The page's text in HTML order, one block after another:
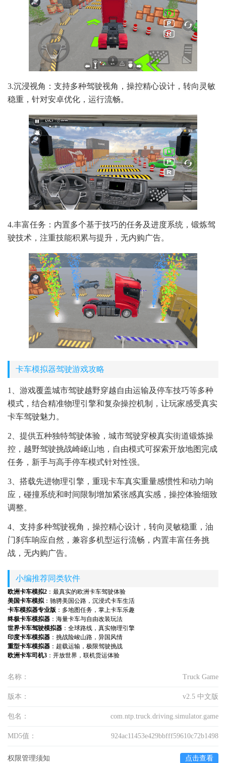
3.沉浸视角：支持多种驾驶视角，操控精心设计，转向灵敏
稳重，针对安卓优化，运行流畅。
4.丰富任务：内置多个基于技巧的任务及进度系统，锻炼驾
驶技术，注重技能积累与提升，无内购广告。
卡车模拟器驾驶游戏攻略
1、游戏覆盖城市驾驶越野穿越自由运输及停车技巧等多种
模式，结合精准物理引擎和复杂操控机制，让玩家感受真实
卡车驾驶魅力。
2、提供五种独特驾驶体验，城市驾驶穿梭真实街道锻炼操
控，越野驾驶挑战崎岖山地，自由模式可探索开放地图完成
任务，新手与高手停车模式针对性强。
3、搭载先进物理引擎，重现卡车真实重量感惯性和动力响
应，碰撞系统和时间限制增加紧张感真实感，操控体验细致
调整。
4、支持多种驾驶视角，操控精心设计，转向灵敏稳重，油
门刹车响应自然，兼容多机型运行流畅，内置丰富任务挑
战，无内购广告。
小编推荐同类软件
欧洲卡车模拟2 ：最真实的欧洲卡车驾驶体验
美国卡车模拟 ：驰骋美国公路，沉浸式卡车生活
卡车模拟器专业版 ：多地图任务，掌上卡车乐趣
终极卡车模拟器 ：海量卡车与自由改装玩法
世界卡车驾驶模拟器 ：全球路线，真实物理引擎
印度卡车模拟器 ：挑战险峻山路，异国风情
重型卡车模拟器 ：超载运输，极限驾驶挑战
欧洲卡车司机3 ：开放世界，联机货运体验
名称： Truck Game
版本： v2.5 中文版
包名： com.ntp.truck.driving.simulator.game
MD5值： 924ac11453e429bbfff59610c72b1498
权限管理须知 点击查看